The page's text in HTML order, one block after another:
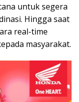
untuk segera
Hingga saat
real-time
masyarakat.